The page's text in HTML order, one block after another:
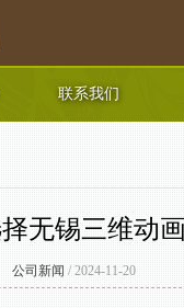
联系我们
无锡三维动
公司新闻/ 2024-11-20